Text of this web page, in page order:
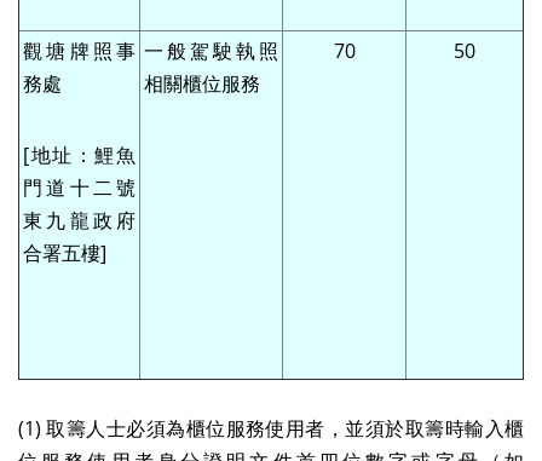
觀塘牌照事
務處
[地址：鯉魚
門道十二號
東九龍政府
合署五樓]
一般駕駛執照
相關櫃位服務
70 50
(1) 取籌人士必須為櫃位服務使用者，並須於取籌時輸入櫃